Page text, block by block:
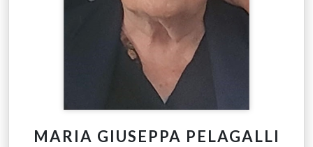
MARIA GIUSEPPA PELAGALLI